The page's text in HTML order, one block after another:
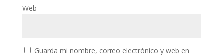
Web
Guarda mi nombre, correo electrónico y web en